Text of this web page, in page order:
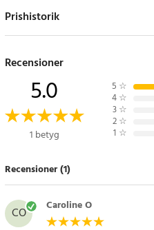
Med sin genomskinliga design är
och estetiskt tilltalande. De
samlarändamål.
- Material: Akryl
- Totalt antal delar: 100
- Storlek per tärning: 16 mm
- Utförande: Transparenta
Artikelnummer
Prishistorik
Recensioner
5.0
1 betyg
5 ☆
4 ☆
3 ☆
2 ☆
1 ☆
Recensioner (1)
CO Caroline O